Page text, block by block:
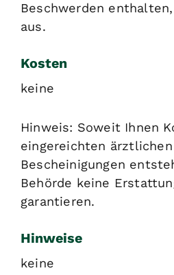
Beschwerden
aus.
Kosten
keine
Hinweis: Soweit Ihnen
eingereichten
Bescheinigungen
Behörde keine
garantieren.
Hinweise
keine